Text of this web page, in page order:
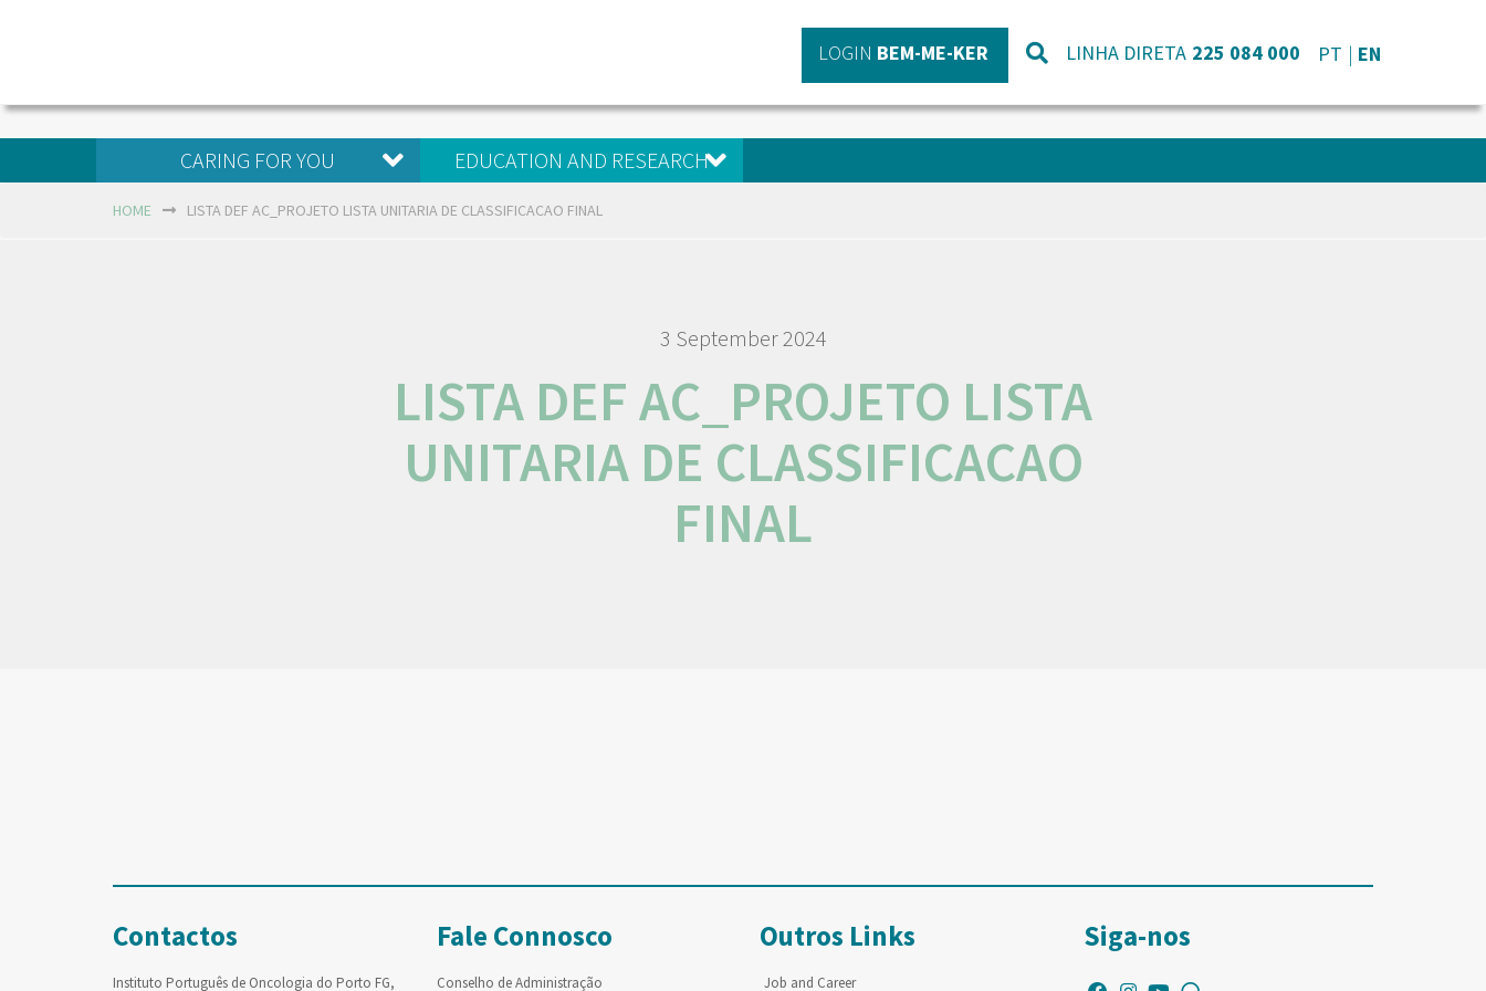
LOGIN BEM-ME-KER LINHA DIRETA 225 084 000 PT EN
CARING FOR YOU EDUCATION AND RESEARCH
HOME LISTA DEF AC_PROJETO LISTA UNITARIA DE CLASSIFICACAO FINAL
3 September 2024
LISTA DEF AC_PROJETO LISTA
UNITARIA DE CLASSIFICACAO
FINAL
Contactos
Instituto Português de Oncologia do Porto FG,
Fale Connosco
Conselho de Administração
Outros Links
Job and Career
Siga-nos